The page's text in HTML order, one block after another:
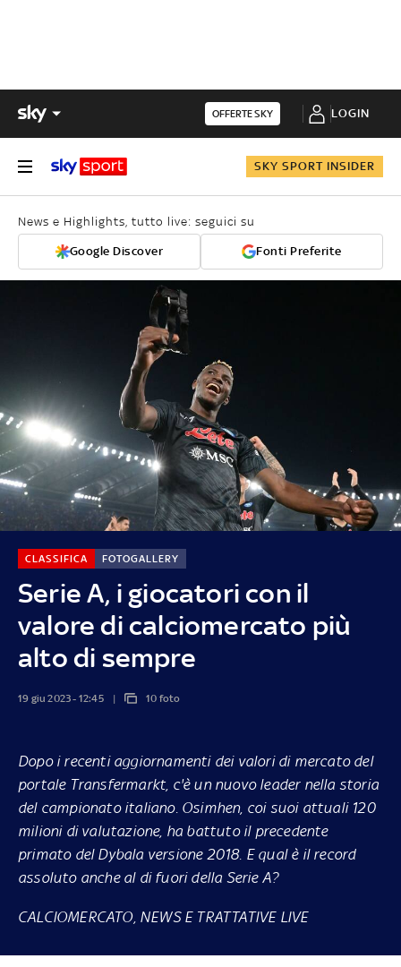
OFFERTE SKY LOGIN
SKY SPORT INSIDER
News e Highlights, tutto live: seguici su
Google Discover Fonti Preferite
Serie A, i giocatori con il
valore di calciomercato più
alto di sempre
CLASSIFICA FOTOGALLERY
19 giu 2023 - 12:45 10 foto
Dopo i recenti aggiornamenti dei valori di mercato del
portale Transfermarkt, c'è un nuovo leader nella storia
del campionato italiano. Osimhen, coi suoi attuali 120
milioni di valutazione, ha battuto il precedente
primato del Dybala versione 2018. E qual è il record
assoluto anche al di fuori della Serie A?
CALCIOMERCATO, NEWS E TRATTATIVE LIVE